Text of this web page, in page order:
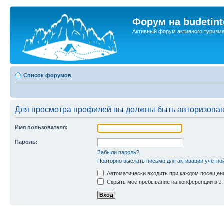
Форум на
Активный форум активного
Список форумов
Для просмотра профилей вы должны быть
Имя пользователя:
Пароль:
Забыли пароль?
Повторно выслать письмо для активации
Автоматически входить при каждом
Скрыть моё пребывание на конференции в